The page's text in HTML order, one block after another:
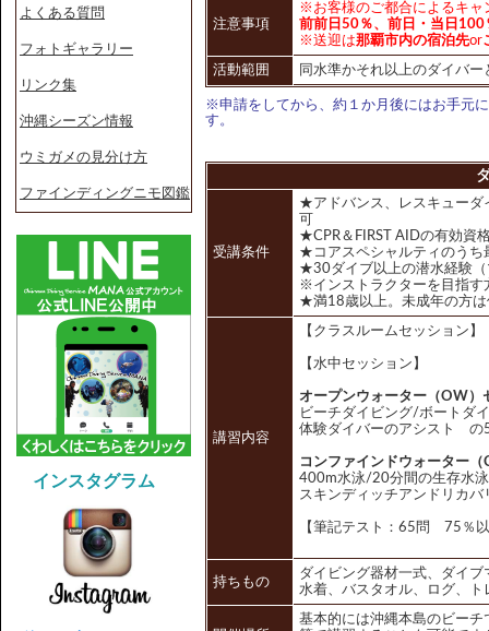
注意事項
※お客様のご都合によるキャ
前前日50％、前日・当日100
※送迎は那覇市内の宿泊先or
活動範囲 同水準かそれ以上のダイバ
※申請をしてから、約１か月後にはお手元
す。
受講条件
★アドバンス、レスキュー
可
★CPR＆FIRST AIDの有効資
★コアスペシャルティのうち
★30ダイブ以上の潜水経験
※インストラクターを目指す
★満18歳以上。未成年の方
講習内容
【クラスルームセッション
【水中セッション】
オープンウォーター（OW）
ビーチダイビング/ボートダ
体験ダイバーのアシスト の
コンファインドウォーター
400m水泳/20分間の生存水
スキンディッチアンドリカ
【筆記テスト：65問 75％
持ちもの
ダイビング器材一式、ダイ
水着、バスタオル、ログ、
基本的には沖縄本島のビー
よくある質問
フォトギャラリー
リンク集
沖縄シーズン情報
ウミガメの見分け方
ファインディングニモ図鑑
インスタグラム